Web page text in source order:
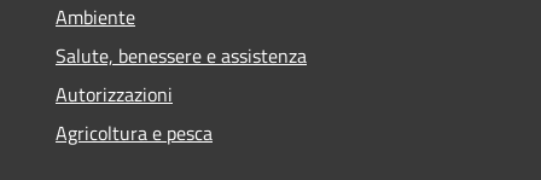
Ambiente
Salute, benessere e assistenza
Autorizzazioni
Agricoltura e pesca